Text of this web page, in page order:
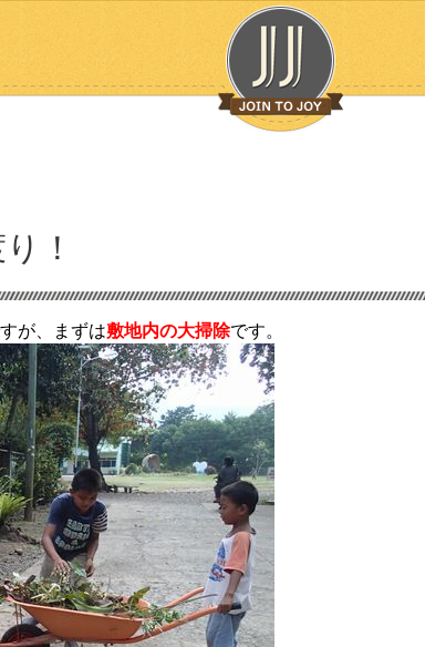
！
が、まずは敷地内の大掃除です。